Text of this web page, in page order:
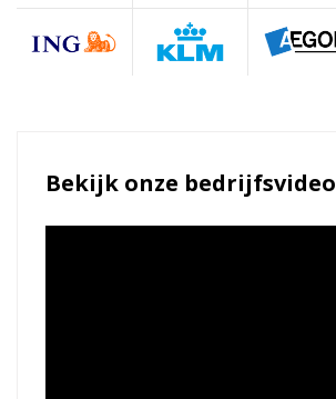
Bekijk onze bedrijfsvideo